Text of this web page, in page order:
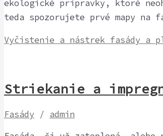
ekologické prípravky, ktoré
teda spozorujete prvé mapy
Vyčistenie a nástrek fasády a
Striekanie a
Fasády / admin